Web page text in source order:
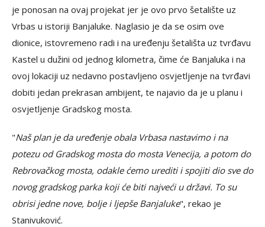
je ponosan na ovaj projekat jer je ovo prvo šetalište uz
Vrbas u istoriji Banjaluke. Naglasio je da se osim ove
dionice, istovremeno radi i na uređenju šetališta uz tvrđavu
Kastel u dužini od jednog kilometra, čime će Banjaluka i na
ovoj lokaciji uz nedavno postavljeno osvjetljenje na tvrđavi
dobiti jedan prekrasan ambijent, te najavio da je u planu i
osvjetljenje Gradskog mosta.
"Naš plan je da uređenje obala Vrbasa nastavimo i na
potezu od Gradskog mosta do mosta Venecija, a potom do
Rebrovačkog mosta, odakle ćemo urediti i spojiti dio sve do
novog gradskog parka koji će biti najveći u državi. To su
obrisi jedne nove, bolje i ljepše Banjaluke", rekao je
Stanivuković.